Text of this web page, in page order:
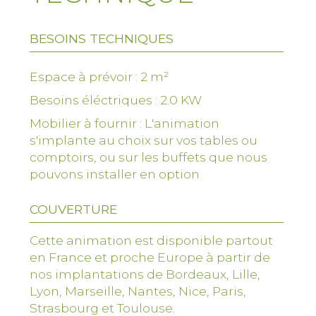
Public cible: Enfants, adultes, familles,
invités de tous âges
Durée: Animation en continu, service rapide
stand et réaliser les barbes à papa
Machine à Barbe à Papa: Pour
confectionner les barbes à papa sur place
Sucre coloré: Plusieurs couleurs
disponibles (rose, bleu, vert, etc.)
BESOINS TECHNIQUES
Espace à prévoir : 2 m²
Besoins éléctriques : 2.0 KW
Mobilier à fournir : L'animation
s'implante au choix sur vos tables ou
comptoirs, ou sur les buffets que nous
pouvons installer en option
COUVERTURE
Cette animation est disponible partout
en France et proche Europe à partir de
nos implantations de Bordeaux, Lille,
Lyon, Marseille, Nantes, Nice, Paris,
Strasbourg et Toulouse.